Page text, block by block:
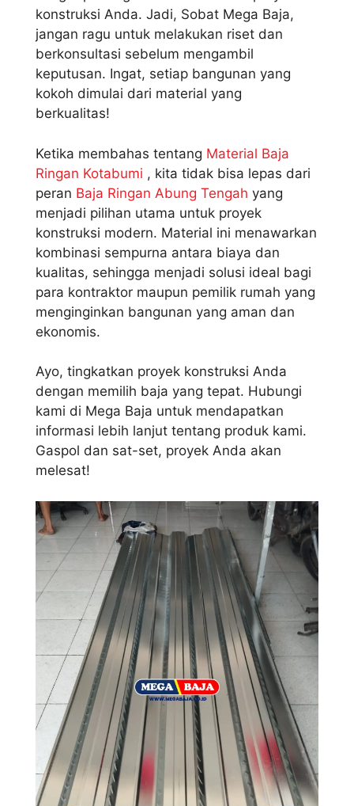
konstruksi Anda. Jadi, Sobat Mega Baja,
jangan ragu untuk melakukan riset dan
berkonsultasi sebelum mengambil
keputusan. Ingat, setiap bangunan yang
kokoh dimulai dari material yang
berkualitas!
Ketika membahas tentang Material Baja
Ringan Kotabumi , kita tidak bisa lepas dari
peran Baja Ringan Abung Tengah yang
menjadi pilihan utama untuk proyek
konstruksi modern. Material ini menawarkan
kombinasi sempurna antara biaya dan
kualitas, sehingga menjadi solusi ideal bagi
para kontraktor maupun pemilik rumah yang
menginginkan bangunan yang aman dan
ekonomis.
Ayo, tingkatkan proyek konstruksi Anda
dengan memilih baja yang tepat. Hubungi
kami di Mega Baja untuk mendapatkan
informasi lebih lanjut tentang produk kami.
Gaspol dan sat-set, proyek Anda akan
melesat!